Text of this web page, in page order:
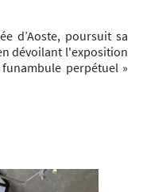
d’Aoste, poursuit sa
dévoilant l'exposition
perpétuel »